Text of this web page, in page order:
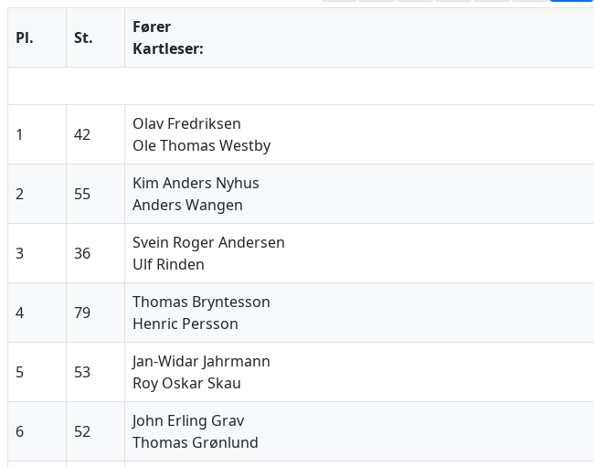
Pl. St.
Fører
Kartleser:
1 42
Olav Fredriksen
Ole Thomas Westby
2 55
Kim Anders Nyhus
Anders Wangen
3 36
Svein Roger Andersen
Ulf Rinden
4 79
Thomas Bryntesson
Henric Persson
5 53
Jan-Widar Jahrmann
Roy Oskar Skau
6 52
John Erling Grav
Thomas Grønlund